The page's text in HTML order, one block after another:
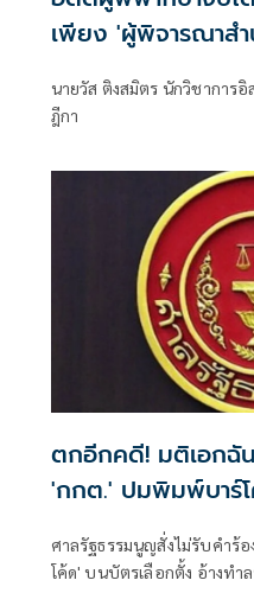
เพียง 'ผู้พิจารณาส
นายวัส ติงสมิตร นักวิชาการ
ฎีกา
ตกอีกคดี! มติเอกฉั
'กกต.' ปมพิมพ์บาร์
ศาลรัฐธรรมนูญสั่งไม่รับคำ
โค้ด' บนบัตรเลือกตั้ง อ้างทำ